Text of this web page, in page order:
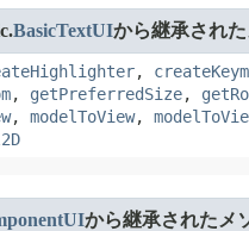
BasicTextUIから継承され
,
, getPreferredSize,
, modelToView,
から継承されたメ